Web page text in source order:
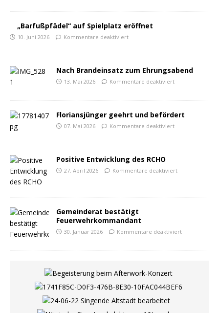
„Barfußpfädel“ auf Spielplatz eröffnet
10. Juni 2026 Kommentare deaktiviert
Nach Brandeinsatz zum Ehrungsabend
13. Mai 2026 Kommentare deaktiviert
Floriansjünger geehrt und befördert
07. Mai 2026 Kommentare deaktiviert
Positive Entwicklung des RCHO
27. April 2026 Kommentare deaktiviert
Gemeinderat bestätigt
Feuerwehrkommandant
30. Januar 2026 Kommentare deaktiviert